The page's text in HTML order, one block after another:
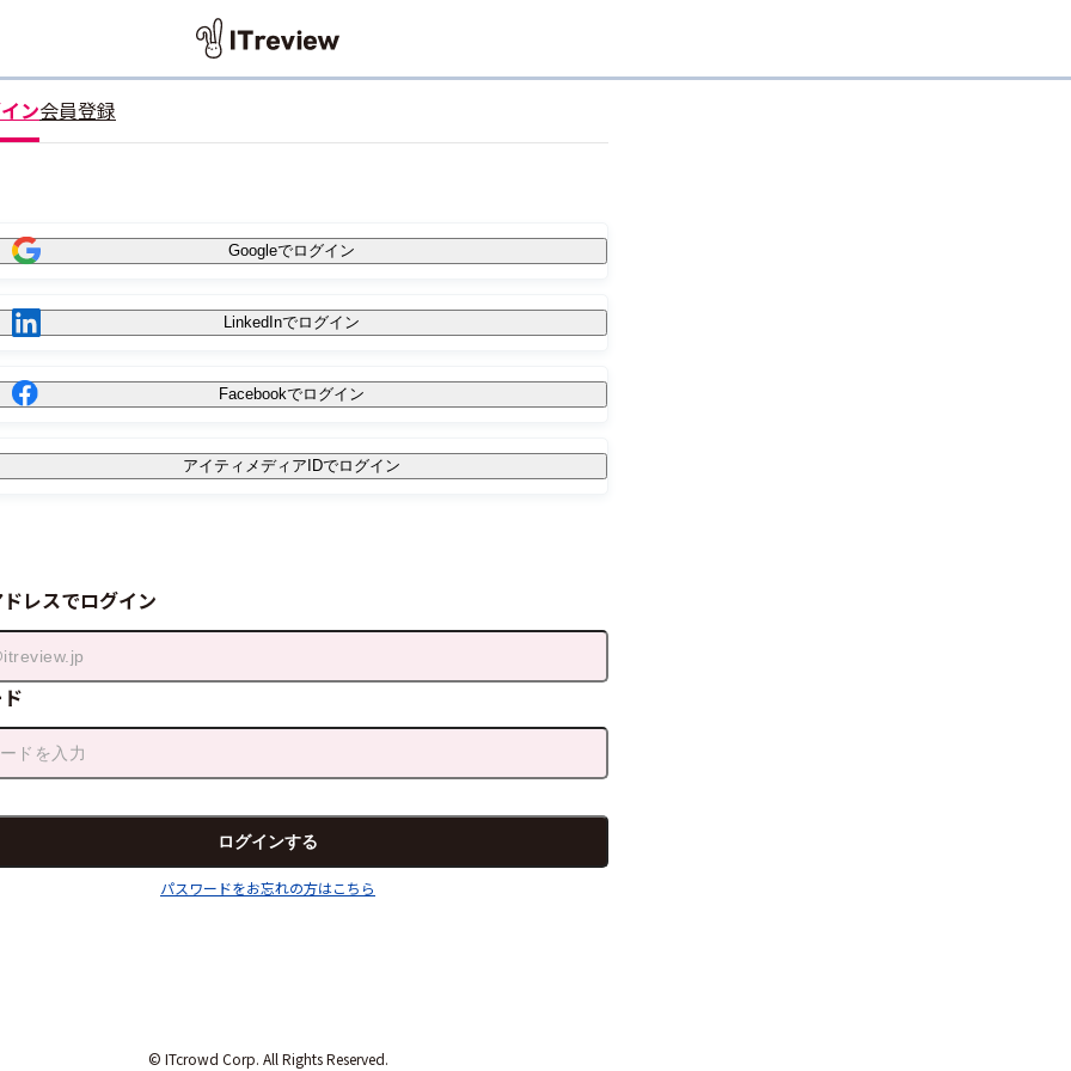
ン会員登録
Googleでログイン
LinkedInでログイン
Facebookでログイン
アイティメディアIDでログイン
レスでログイン
パスワードをお忘れの方はこちら
© ITcrowd Corp. All Rights Reserved.